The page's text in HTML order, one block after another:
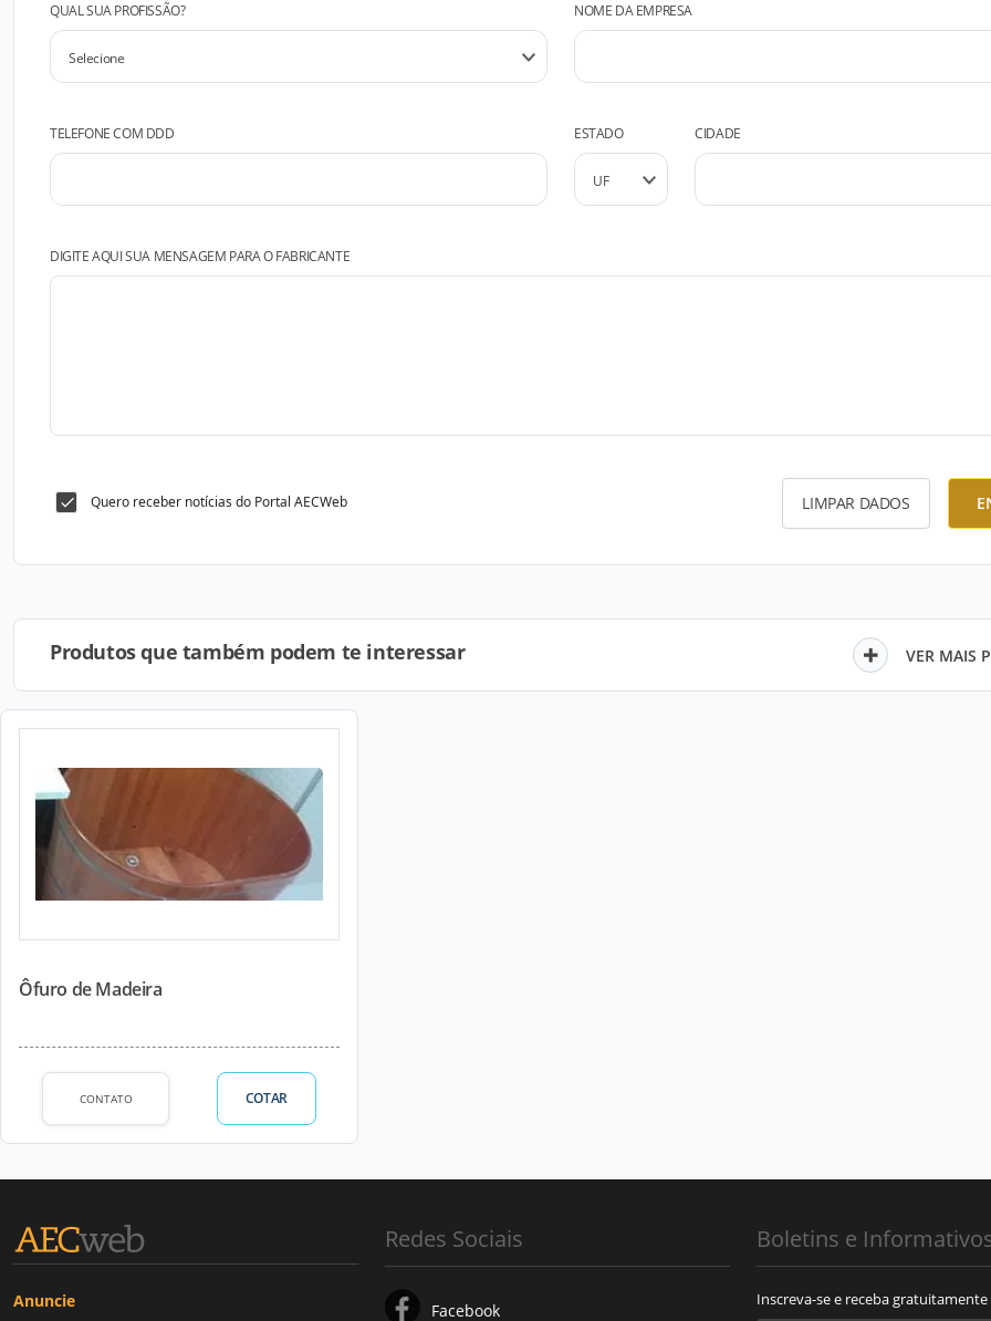
QUAL SUA PROFISSÃO? NOME DA EMPRESA
TELEFONE COM DDD ESTADO CIDADE
DIGITE AQUI SUA MENSAGEM PARA O FABRICANTE
Quero receber notícias do Portal AECWeb LIMPAR DADOS
Produtos que também podem te interessar VER MAIS
Ôfuro de Madeira
CONTATO COTAR
Anuncie
Redes Sociais
Facebook
Boletins e
Inscreva-se e receba gratuitamente